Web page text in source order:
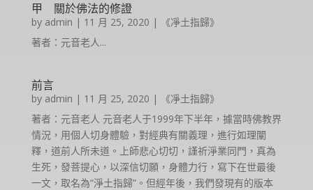
甲 關於佛法的修證
by admin | 11 月 25, 2020 |
《凈土指歸》
著者：元音老人...
前言
by admin | 11 月 25, 2020 |
《凈土指歸》
著者：元音老人 元音老人于1999年下半年，據當時佛教界
情況，用個人切身體驗，對經典有關義理，進行如理闡
釋，道前人所未道。上師悲心切切，謹祈淨業同門，真為
生死，發菩提心，以深信切願，身體力行，寫下在世最後
一文，取名為“淨土指歸”。但經年後，我們發現有的版本